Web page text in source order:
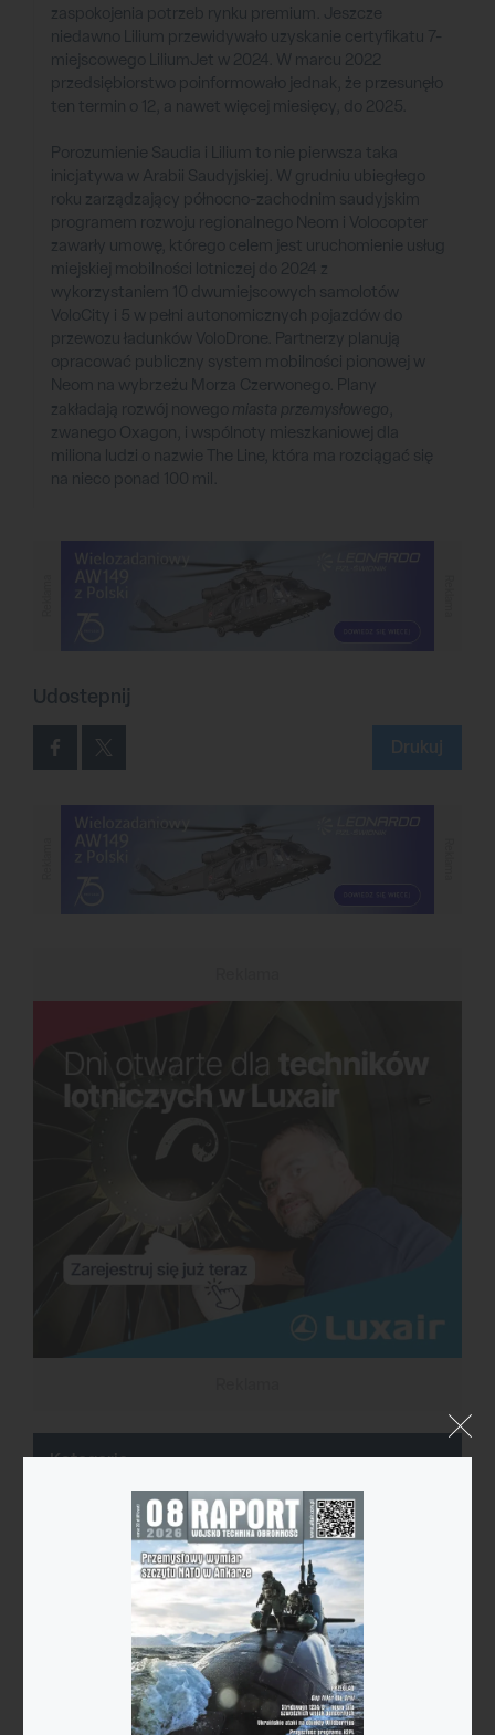
zaspokojenia potrzeb rynku premium. Jeszcze
niedawno Lilium przewidywało uzyskanie certyfikatu 7-
miejscowego LiliumJet w 2024. W marcu 2022
przedsiębiorstwo poinformowało jednak, że przesunęło
ten termin o 12, a nawet więcej miesięcy, do 2025.
Porozumienie Saudia i Lilium to nie pierwsza taka
inicjatywa w Arabii Saudyjskiej. W grudniu ubiegłego
roku zarządzający północno-zachodnim saudyjskim
programem rozwoju regionalnego Neom i Volocopter
zawarły umowę, którego celem jest uruchomienie usług
miejskiej mobilności lotniczej do 2024 z
wykorzystaniem 10 dwumiejscowych samolotów
VoloCity i 5 w pełni autonomicznych pojazdów do
przewozu ładunków VoloDrone. Partnerzy planują
opracować publiczny system mobilności pionowej w
Neom na wybrzeżu Morza Czerwonego. Plany
zakładają rozwój nowego miasta przemysłowego
zwanego Oxagon, i wspólnoty mieszkaniowej dla
miliona ludzi o nazwie The Line, która ma rozciągać się
na nieco ponad 100 mil.
Udostepnij
Drukuj
Kategorie
Astronautyka
Bezzałogowce
Broń nuklearna
Cyberprzestrzeń
Imprezy branżowe
Infrastruktura